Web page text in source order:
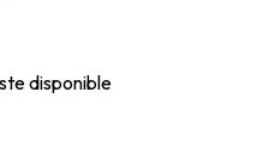
disponible